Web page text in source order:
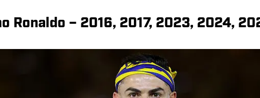
Ronaldo – 2016, 2017, 2023, 2024,